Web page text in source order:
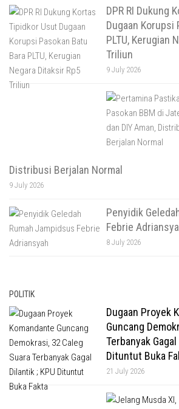
DPR RI Dukung
Dugaan Korupsi
PLTU, Kerugian
Triliun
9 July 2026
Distribusi Berjalan Normal
9 July 2026
Penyidik
Febrie
8 July 2026
POLITIK
Dugaan Proyek
Guncang
Terbanyak
Dituntut Buka
21 July 2026